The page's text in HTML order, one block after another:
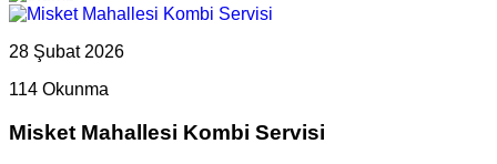
28 Şubat 2026
114 Okunma
Misket Mahallesi Kombi Servisi